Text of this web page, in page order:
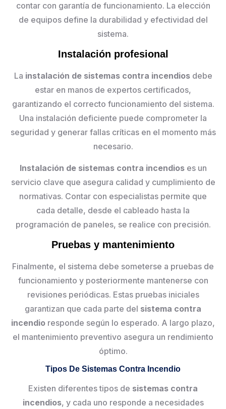
contar con garantía de funcionamiento. La elección
de equipos define la durabilidad y efectividad del
sistema.
Instalación profesional
La instalación de sistemas contra incendiosdebe
estar en manos de expertos certificados,
garantizando el correcto funcionamiento del sistema.
Una instalación deficiente puede comprometer la
seguridad y generar fallas críticas en el momento más
necesario.
Instalación de sistemas contra incendioses un
servicio clave que asegura calidad y cumplimiento de
normativas. Contar con especialistas permite que
cada detalle, desde el cableado hasta la
programación de paneles, se realice con precisión.
Pruebas y mantenimiento
Finalmente, el sistema debe someterse a pruebas de
funcionamiento y posteriormente mantenerse con
revisiones periódicas. Estas pruebas iniciales
garantizan que cada parte del sistema contra
incendio responde según lo esperado. A largo plazo,
el mantenimiento preventivo asegura un rendimiento
óptimo.
Tipos De Sistemas Contra Incendio
Existen diferentes tipos de sistemas contra
incendios, y cada uno responde a necesidades